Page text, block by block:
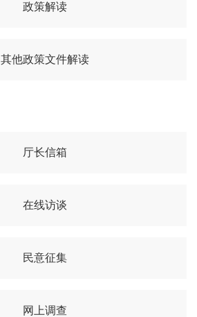
政策解读
其他政策文件解读
厅长信箱
在线访谈
民意征集
网上调查